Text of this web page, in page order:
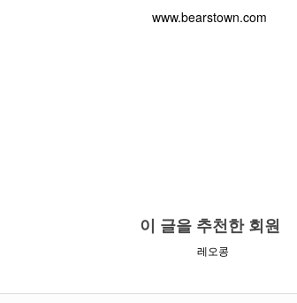
www.bearstown.com
이 글을 추천한 회원
레오콩